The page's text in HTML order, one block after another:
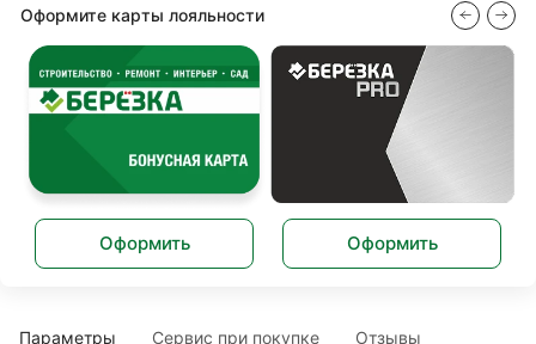
Оформите карты лояльности
Оформить Оформить
Параметры Сервис при покупке Отзывы